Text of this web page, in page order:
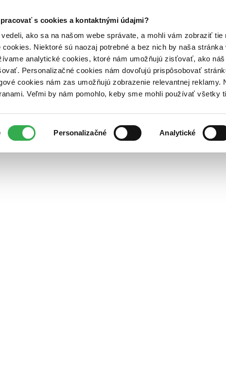
s cookies a kontaktnými údajmi?
ako sa na našom webe správate, a mohli vám zobraziť tie
cookies. Niektoré sú naozaj potrebné a bez nich by naša
analytické cookies, ktoré nám umožňujú zisťovať, ako
Personalizačné cookies nám dovoľujú prispôsobovať
cookies nám zas umožňujú zobrazenie relevantnej reklamy.
Veľmi by nám pomohlo, keby sme mohli používať všetky
Personalizačné Analytické
Kontakt